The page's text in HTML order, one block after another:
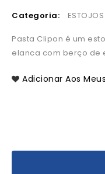
Categoria:
Pasta Clipon é um
elanca com berço de
Adicionar Aos